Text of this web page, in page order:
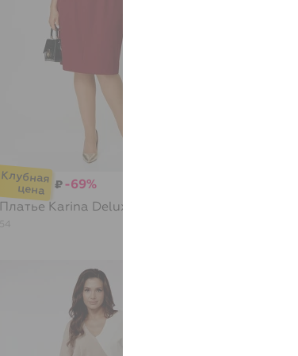
₽ -69%
ПлатьеKarina Delux